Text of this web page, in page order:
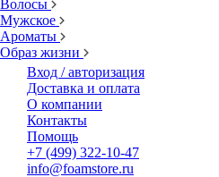
Волосы
Мужское
Ароматы
Образ жизни
Вход / авторизация
Доставка и оплата
О компании
Контакты
Помощь
+7 (499) 322-10-47
info@foamstore.ru